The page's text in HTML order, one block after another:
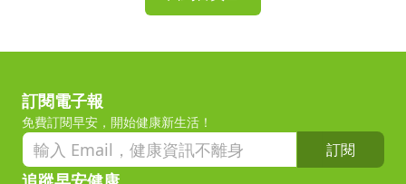
訂閱電子報
免費訂閱早安，開始健康新生活！
訂閱